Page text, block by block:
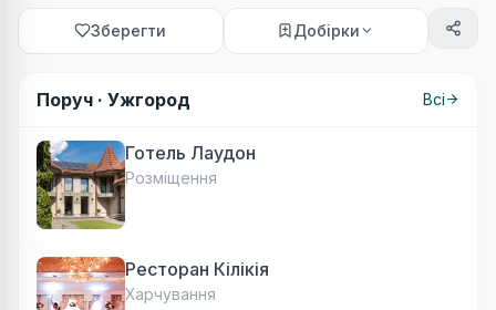
Зберегти Добірки
Поруч · Ужгород Всі
Готель Лаудон
Розміщення
Ресторан Кілікія
Харчування